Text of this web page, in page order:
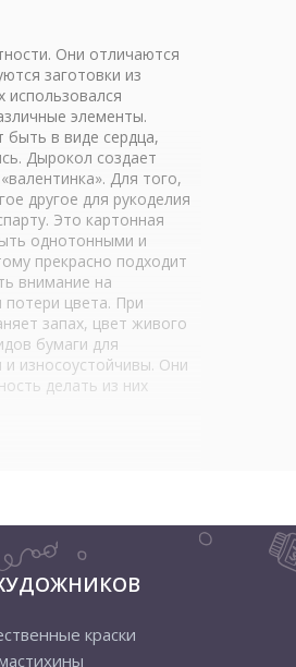
Они отличаются
заготовки из
использовался
элементы.
быть в виде сердца,
Дырокол создает
Для того,
другое для рукоделия
Это картонная
однотонными и
прекрасно подходит
внимание на
цвета. При
запах, цвет живого
бумаги для
износоустойчивы. Они
делать из них
краски